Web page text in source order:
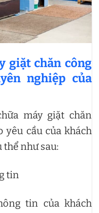
giặt chăn công
nghiệp của
máy giặt chăn
yêu cầu của khách
như sau:
tin
tin của khách